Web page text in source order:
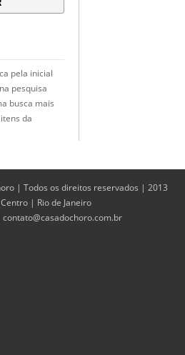
pela inicial
pesquisa
busca mais
da
| Todos os direitos reservados | 2013
| Rio de Janeiro
contato@casadochoro.com.br